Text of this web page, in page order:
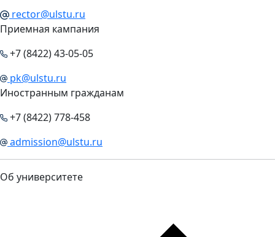
rector@ulstu.ru
Приемная кампания
+7 (8422) 43-05-05
pk@ulstu.ru
Иностранным гражданам
+7 (8422) 778-458
admission@ulstu.ru
Об университете